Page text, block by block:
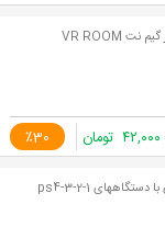
٪30 ۴۲,۰۰۰ تومان